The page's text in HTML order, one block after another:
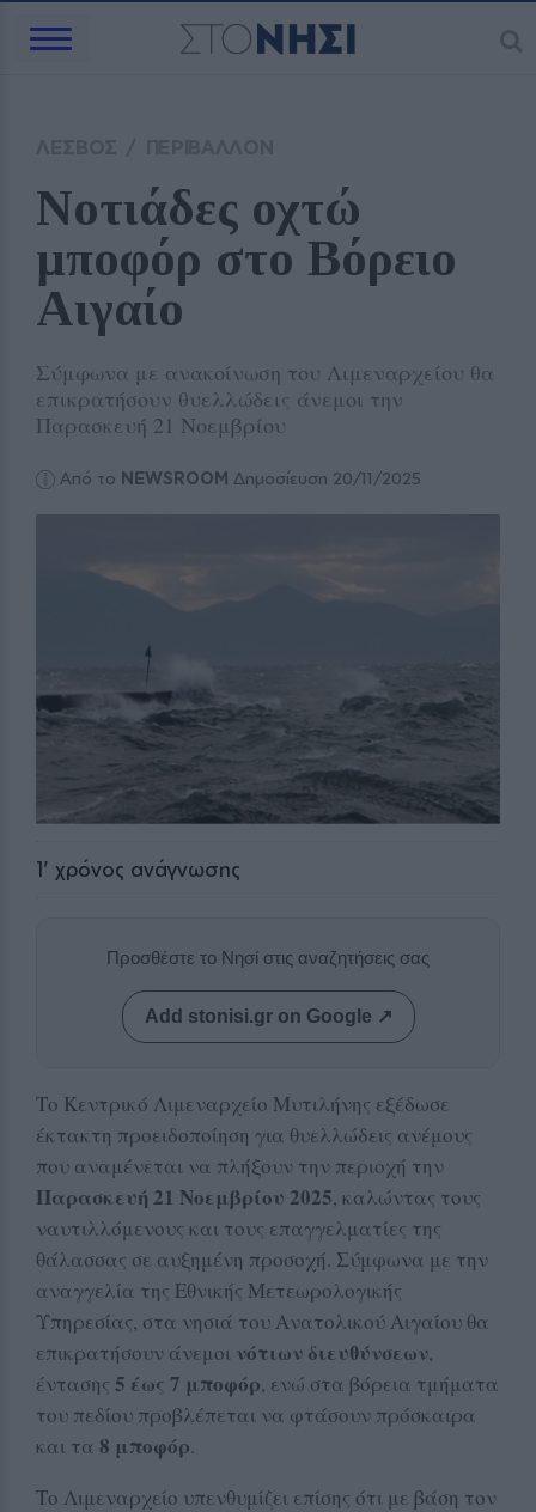
Νοτιάδες οχτώ
μποφόρ στο Βόρειο
Αιγαίο
Σύμφωνα με ανακοίνωση του Λιμεναρχείου θα
επικρατήσουν θυελλώδεις άνεμοι την
Παρασκευή 21 Νοεμβρίου
Από το NEWSROOM Δημοσίευση 20/11/2025
1' χρόνος ανάγνωσης
Προσθέστε το Νησί στις αναζητήσεις σας
Add stonisi.gr on Google ↗
Το Κεντρικό Λιμεναρχείο Μυτιλήνης εξέδωσε
έκτακτη προειδοποίηση για θυελλώδεις ανέμους
που αναμένεται να πλήξουν την περιοχή την
Παρασκευή 21 Νοεμβρίου 2025, καλώντας τους
ναυτιλλόμενους και τους επαγγελματίες της
θάλασσας σε αυξημένη προσοχή. Σύμφωνα με την
αναγγελία της Εθνικής Μετεωρολογικής
Υπηρεσίας, στα νησιά του Ανατολικού Αιγαίου θα
επικρατήσουν άνεμοι νότιων διευθύνσεων,
έντασης 5 έως 7 μποφόρ, ενώ στα βόρεια τμήματα
του πεδίου προβλέπεται να φτάσουν πρόσκαιρα
και τα 8 μποφόρ.
Το Λιμεναρχείο υπενθυμίζει επίσης ότι με βάση τον